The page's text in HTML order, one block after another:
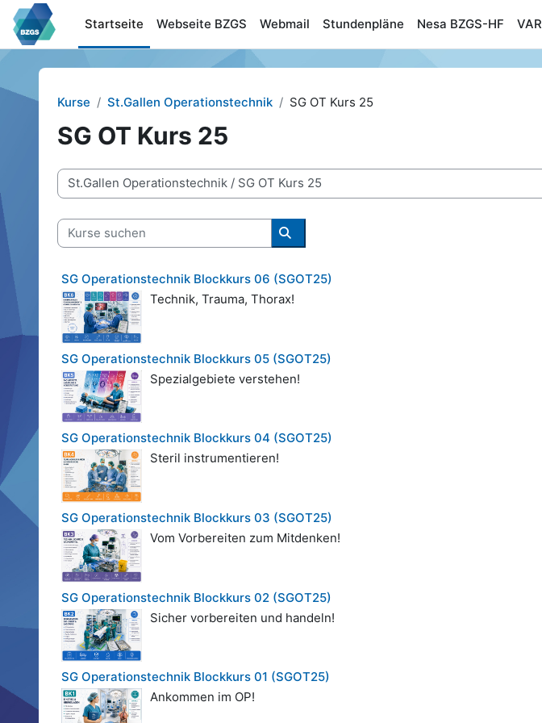
Zum Hauptinhalt
Startseite
Webseite BZGS Webmail Stundenpläne Nesa BZGS-HF VAR
Kurse St.Gallen Operationstechnik SG OT Kurs 25
SG OT Kurs 25
Kursbereiche
Kurse suchen
Kurse suchen
SG Operationstechnik Blockkurs 06 (SGOT25)
Technik, Trauma, Thorax!
SG Operationstechnik Blockkurs 05 (SGOT25)
Spezialgebiete verstehen!
SG Operationstechnik Blockkurs 04 (SGOT25)
Steril instrumentieren!
SG Operationstechnik Blockkurs 03 (SGOT25)
Vom Vorbereiten zum Mitdenken!
SG Operationstechnik Blockkurs 02 (SGOT25)
Sicher vorbereiten und handeln!
SG Operationstechnik Blockkurs 01 (SGOT25)
Ankommen im OP!